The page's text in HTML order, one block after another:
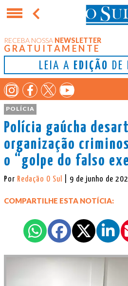
RECEBA NOSSA NEWSLETTER
GRATUITAMENTE
LEIA A EDIÇÃO DE
POLÍCIA
Polícia gaúcha
organização
o “golpe do falso
Por Redação O Sul | 9 de junho de
COMPARTILHE ESTA NOTÍCIA: